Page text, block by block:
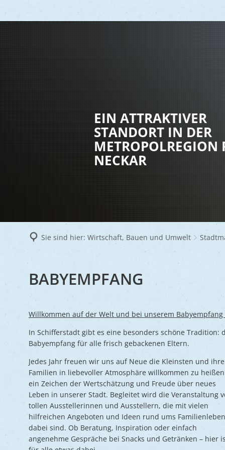
EIN ATTRAKTIVER
STANDORT IN DER
METROPOLREGION
NECKAR
Sie sind hier: Wirtschaft, Bauen und Umwelt
BABYEMPFANG-
BABYEMPFANG
Willkommen auf der Welt und bei unserem Babyempfang
In Schifferstadt gibt es eine besonders schöne Tradition:
Babyempfang für alle frisch gebackenen Eltern.
Jedes Jahr freuen wir uns auf Neue die Kleinsten und ihre
Familien in liebevoller Atmosphäre willkommen zu
ein Zeichen der Wertschätzung und Freude über neues
Leben in unserer Stadt. Begleitet wird die Veranstaltung
tollen Ausstellerinnen und Ausstellern, die mit vielen
hilfreichen Angeboten und Ideen rund ums Familienleben
dabei sind. Ob Beratung, Inspiration oder einfach
angenehme Gespräche bei Snacks und Getränken – hier